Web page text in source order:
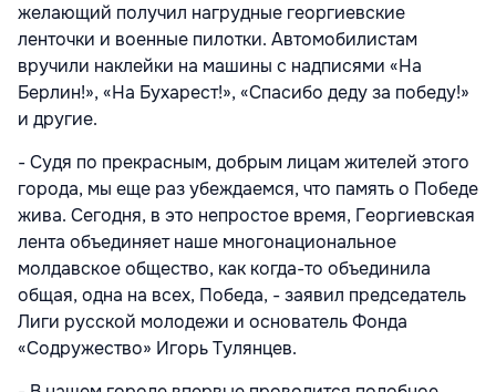
желающий получил нагрудные георгиевские
ленточки и военные пилотки. Автомобилистам
вручили наклейки на машины с надписями «На
Берлин!», «На Бухарест!», «Спасибо деду за победу!»
и другие.
- Судя по прекрасным, добрым лицам жителей этого
города, мы еще раз убеждаемся, что память о Победе
жива. Сегодня, в это непростое время, Георгиевская
лента объединяет наше многонациональное
молдавское общество, как когда-то объединила
общая, одна на всех, Победа, - заявил председатель
Лиги русской молодежи и основатель Фонда
«Содружество» Игорь Тулянцев.